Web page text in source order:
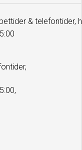
& telefontider,